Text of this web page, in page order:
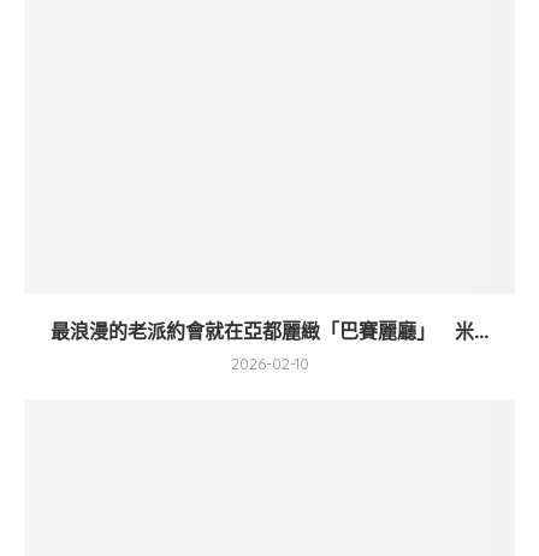
最浪漫的老派約會就在亞都麗緻「巴賽麗廳」 米...
2026-02-10